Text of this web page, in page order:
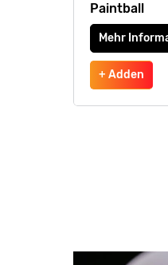
Paintball
Mehr
+ Adden